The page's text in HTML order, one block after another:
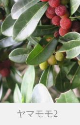
ヤマモモ2